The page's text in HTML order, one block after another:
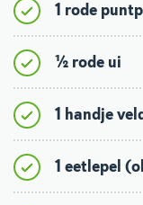
1 rode
½ rode ui
1 handje
1 eetlepel